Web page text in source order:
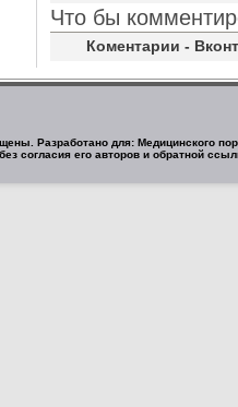
Что бы
Коментарии -
Разработано для: Медицинского
согласия его авторов и обратной